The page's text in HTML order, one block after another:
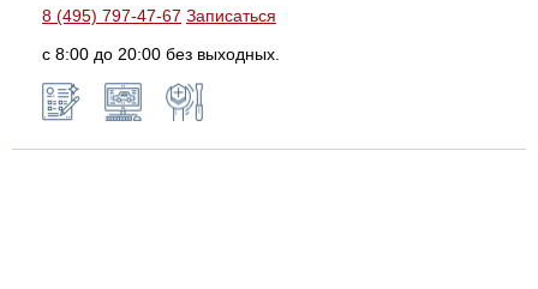
8 (495) 797-47-67 Записаться
с 8:00 до 20:00 без выходных.